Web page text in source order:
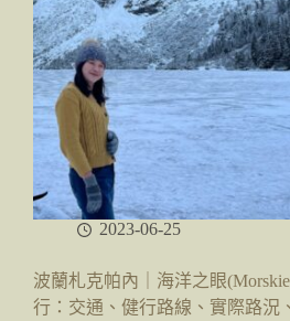
2023-06-25
波蘭札克帕內｜海洋之眼
行：交通、健行路線、實際路況